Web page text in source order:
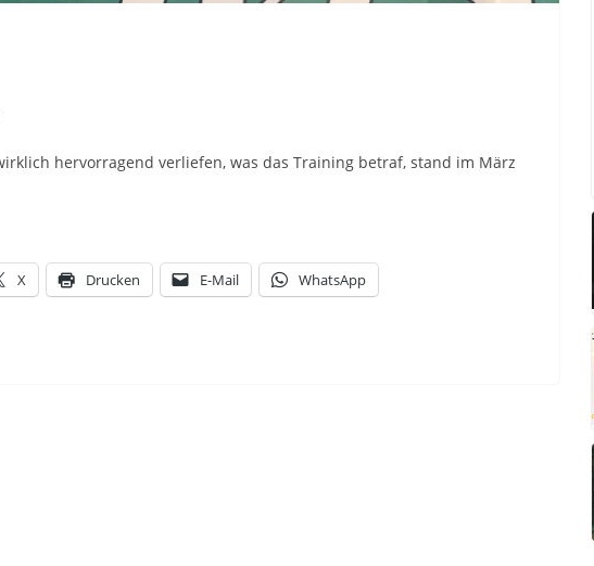
hervorragend verliefen, was das Training betraf, stand im März
X Drucken E-Mail WhatsApp